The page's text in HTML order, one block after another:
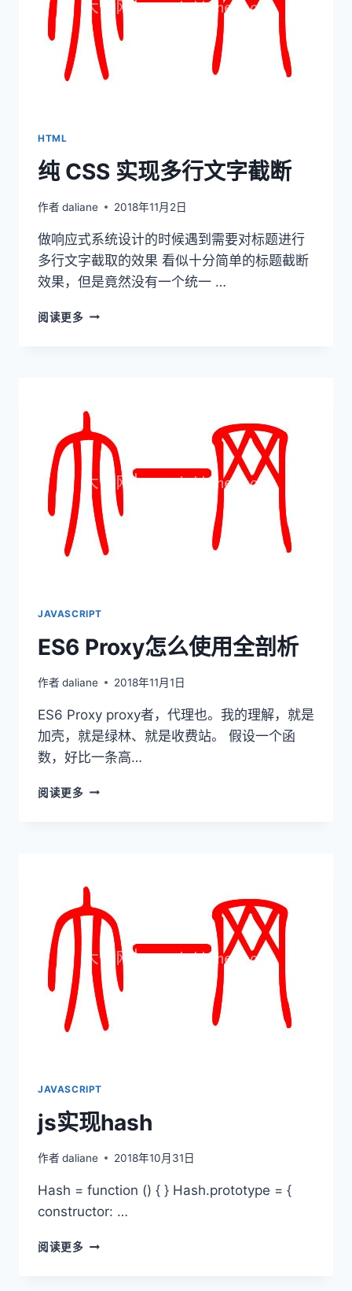
HTML
纯 CSS 实现多行文字截断
作者 daliane 2018年11月2日
做响应式系统设计的时候遇到需要对标题进行
多行文字截取的效果 看似十分简单的标题截断
效果，但是竟然没有一个统一 …
阅读更多 纯
文
字
截
断
JAVASCRIPT
ES6 Proxy怎么使用全剖析
作者 daliane 2018年11月1日
ES6 Proxy proxy者，代理也。我的理解，就是
加壳，就是绿林、就是收费站。 假设一个函
数，好比一条高…
阅读更多 ES6
全
剖
析
JAVASCRIPT
js实现hash
作者 daliane 2018年10月31日
Hash = function () { } Hash.prototype = {
constructor: …
阅读更多 JS